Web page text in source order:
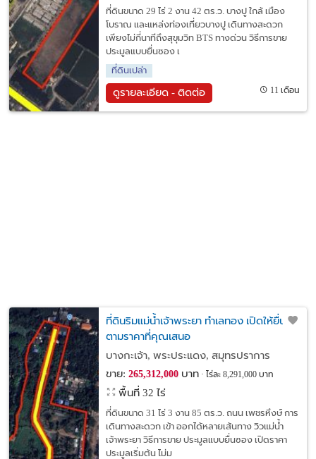
ที่ดินขนาด 29 ไร่ 2 งาน 42 ตร.ว. บางปู ใกล้ เมือง
โบราณ และแหล่งท่องเที่ยวบางปู เดินทางสะดวก
เพียงไม่กี่นาทีถึงสุขุมวิท BTS ทางด่วน วิธีการขาย
ประมูลแบบยื่นซอง เ
ที่ดินเปล่า
ดูรายละเอียด - ติดต่อ 11 เดือน
ที่ดินริมแม่น้ำเจ้าพระยา ทำเลทอง เปิดให้ยื่นซื้อ
ตามราคาที่คุณเสนอ
บางกะเจ้า, พระประแดง, สมุทรปราการ
ขาย: 265,312,000บาท ไร่ละ 8,291,000 บาท
พื้นที่ 32 ไร่
ที่ดินขนาด 31 ไร่ 3 งาน 85 ตร.ว. ถนน เพชรหึงษ์ การ
เดินทางสะดวก เข้า ออกได้หลายเส้นทาง วิวแม่น้ำ
เจ้าพระยา วิธีการขาย ประมูลแบบยื่นซอง เปิดราคา
ประมูลเริ่มต้น ไม่ม